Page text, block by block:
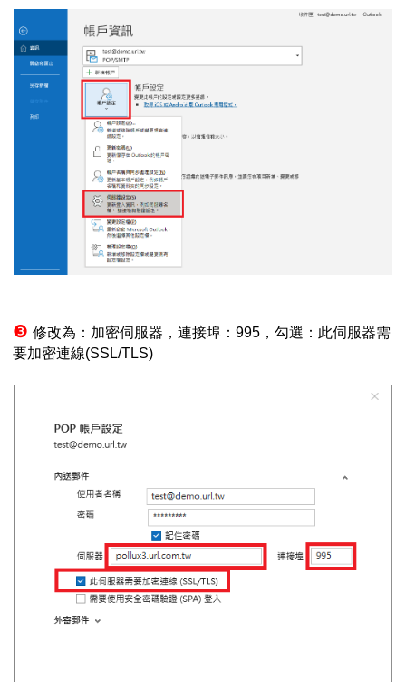
❸ 修改為：加密伺服器，連接埠： 995 ，勾選：此伺服器需
要加密連線(SSL/TLS)